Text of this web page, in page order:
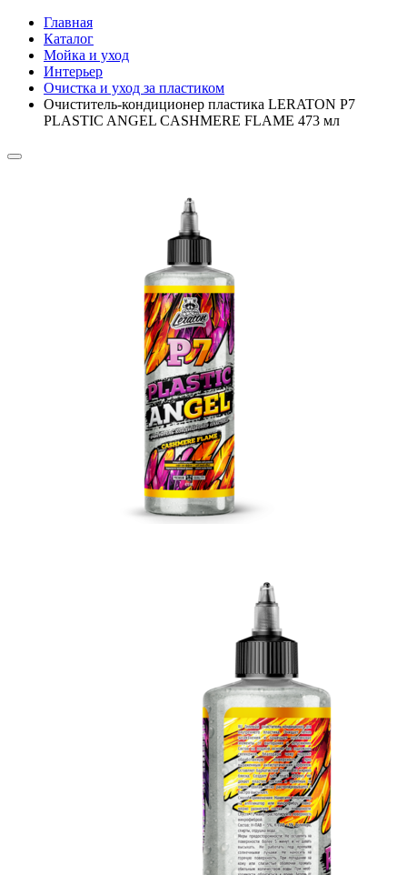
Главная
Каталог
Мойка и уход
Интерьер
Очистка и уход за пластиком
Очиститель-кондиционер пластика LERATON P7
PLASTIC ANGEL CASHMERE FLAME 473 мл